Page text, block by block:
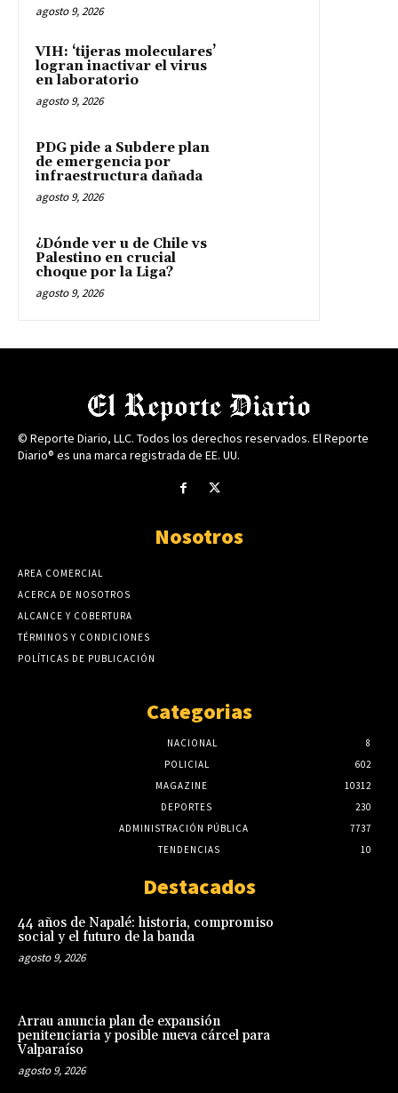
agosto 9, 2026
VIH: ‘tijeras moleculares’
logran inactivar el virus
en laboratorio
agosto 9, 2026
PDG pide a Subdere plan
de emergencia por
infraestructura dañada
agosto 9, 2026
¿Dónde ver u de Chile vs
Palestino en crucial
choque por la Liga?
agosto 9, 2026
© Reporte Diario, LLC. Todos los derechos reservados. El Reporte
Diario® es una marca registrada de EE. UU.
Nosotros
AREA COMERCIAL
ACERCA DE NOSOTROS
ALCANCE Y COBERTURA
TÉRMINOS Y CONDICIONES
POLÍTICAS DE PUBLICACIÓN
Categorias
NACIONAL
8
POLICIAL
602
MAGAZINE
10312
DEPORTES
230
ADMINISTRACIÓN PÚBLICA
7737
TENDENCIAS
10
Destacados
44 años de Napalé: historia, compromiso
social y el futuro de la banda
agosto 9, 2026
Arrau anuncia plan de expansión
penitenciaria y posible nueva cárcel para
Valparaíso
agosto 9, 2026